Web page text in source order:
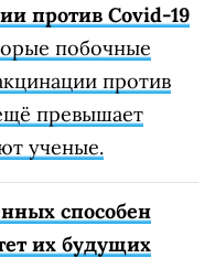
против Covid-19
побочные
против
превышает
ученые.
способен
их будущих